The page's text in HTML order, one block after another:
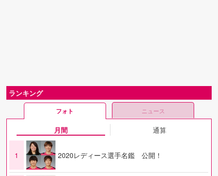
ランキング
フォト ニュース
月間 通算
1 2020レディース選手名鑑 公開！